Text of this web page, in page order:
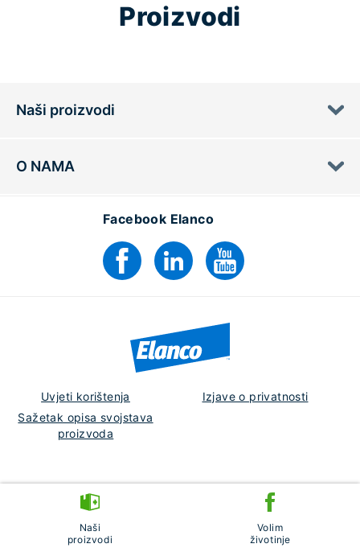
Proizvodi
Naši proizvodi
O NAMA
Facebook Elanco
Uvjeti korištenja
Izjave o privatnosti
Sažetak opisa svojstava
proizvoda
PM-HR-23-0088
© 2026 Elanco or its affiliates.
Naši
proizvodi
Volim
životinje